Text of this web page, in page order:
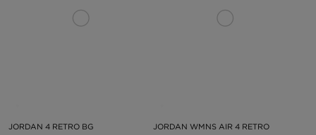
JORDAN 4 RETRO BG JORDAN WMNS AIR 4 RETRO